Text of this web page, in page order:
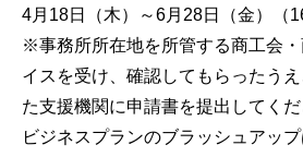
4月18日（木）～6月28日（金）（
※事務所所在地を所管する商工会
イスを受け、確認してもらったう
た支援機関に申請書を提出してくだ
ビジネスプランのブラッシュアッ